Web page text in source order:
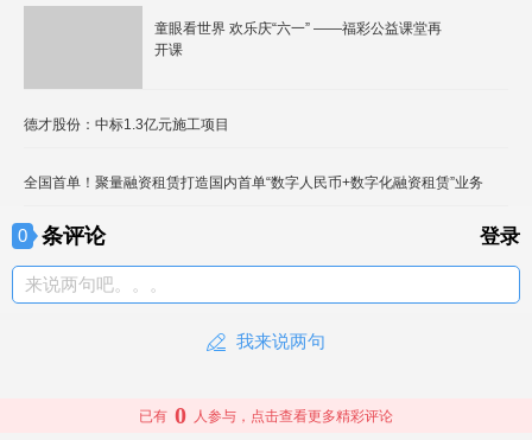
童眼看世界 欢乐庆“六一” ——福彩公益课堂再
开课
德才股份：中标1.3亿元施工项目
全国首单！聚量融资租赁打造国内首单“数字人民币+数字化融资租赁”业务
0 条评论 登录
来说两句吧。。。
我来说两句
已有 0 人参与，点击查看更多精彩评论